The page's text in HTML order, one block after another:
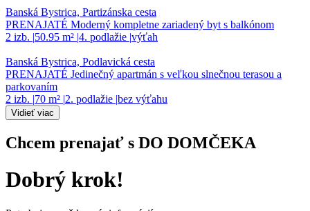
Banská Bystrica, Partizánska cesta
PRENAJATÉ Moderný kompletne zariadený byt s balkónom
2 izb. |50.95 m² |4. podlažie |výťah
Banská Bystrica, Podlavická cesta
PRENAJATÉ Jedinečný apartmán s veľkou slnečnou terasou a
parkovaním
2 izb. |70 m² |2. podlažie |bez výťahu
Vidieť viac
Chcem prenajať s DO DOMČEKA
Dobrý krok!